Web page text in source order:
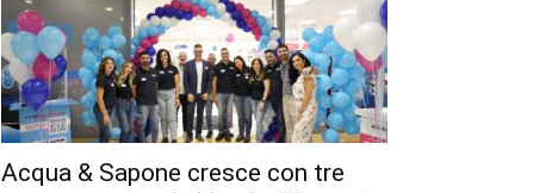
Acqua & Sapone cresce con tre